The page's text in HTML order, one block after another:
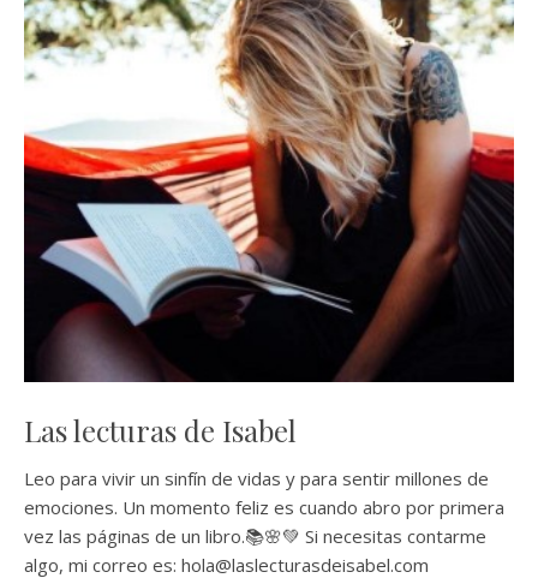
Las lecturas de Isabel
Leo para vivir un sinfín de vidas y para sentir millones de
emociones. Un momento feliz es cuando abro por primera
vez las páginas de un libro.📚🌸💚 Si necesitas contarme
algo, mi correo es: hola@laslecturasdeisabel.com